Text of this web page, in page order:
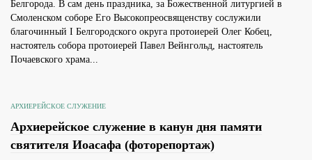
Белгорода. В сам день праздника, за Божественной литургией в
Смоленском соборе Его Высокопреосвященству сослужили
благочинный I Белгородского округа протоиерей Олег Кобец,
настоятель собора протоиерей Павел Вейнгольд, настоятель
Почаевского храма...
АРХИЕРЕЙСКОЕ СЛУЖЕНИЕ
Архиерейское служение в канун дня памяти
святителя Иоасафа (фоторепортаж)